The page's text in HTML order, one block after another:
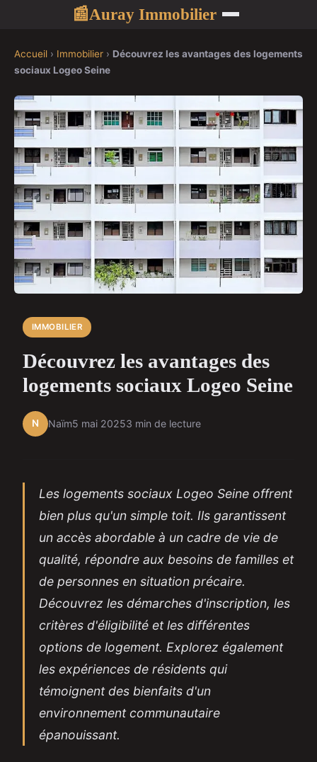
📰Auray Immobilier
Accueil › Immobilier › Découvrez les avantages des logements
sociaux Logeo Seine
IMMOBILIER
Découvrez les avantages des
logements sociaux Logeo Seine
N Naïm5 mai 20253 min de lecture
Les logements sociaux Logeo Seine offrent
bien plus qu'un simple toit. Ils garantissent
un accès abordable à un cadre de vie de
qualité, répondre aux besoins de familles et
de personnes en situation précaire.
Découvrez les démarches d'inscription, les
critères d'éligibilité et les différentes
options de logement. Explorez également
les expériences de résidents qui
témoignent des bienfaits d'un
environnement communautaire
épanouissant.